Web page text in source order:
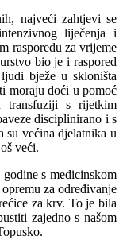
najveći zahtjevi se
liječenja i
rasporedu za vrijeme
bio je i raspored
bježe u skloništa
moraju doći u pomoć
transfuziji s rijetkim
disciplinirano i s
su većina djelatnika u
veći.
s medicinskom
za određivanje
za krv. To je bila
zajedno s našom